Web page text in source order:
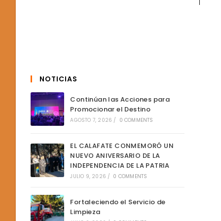
NOTICIAS
Continúan las Acciones para
Promocionar el Destino
AGOSTO 7, 2026 / 0 COMMENTS
EL CALAFATE CONMEMORÓ UN
NUEVO ANIVERSARIO DE LA
INDEPENDENCIA DE LA PATRIA
JULIO 9, 2026 / 0 COMMENTS
Fortaleciendo el Servicio de
Limpieza